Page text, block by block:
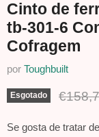
Cinto de
tb-301-6
Cofragem
por Toughbuilt
Esgotado Preço
Se gosta de tratar